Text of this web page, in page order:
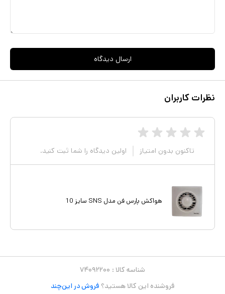
ارسال دیدگاه
نظرات کاربران
تاکنون بدون امتیاز اولین دیدگاه را شما ثبت کنید.
هواکش پارس فن مدل SNS سایز 10
شناسه کالا : ۷۴۰۹۲۲۰۰
فروشنده این کالا هستید؟ فروش در این‌چند